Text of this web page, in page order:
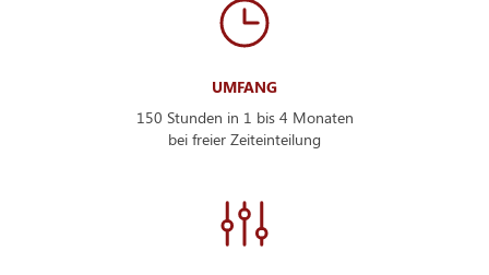
UMFANG
150 Stunden in 1 bis 4 Monaten
bei freier Zeiteinteilung